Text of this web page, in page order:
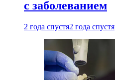
с заболеванием
2 года спустя2 года спустя